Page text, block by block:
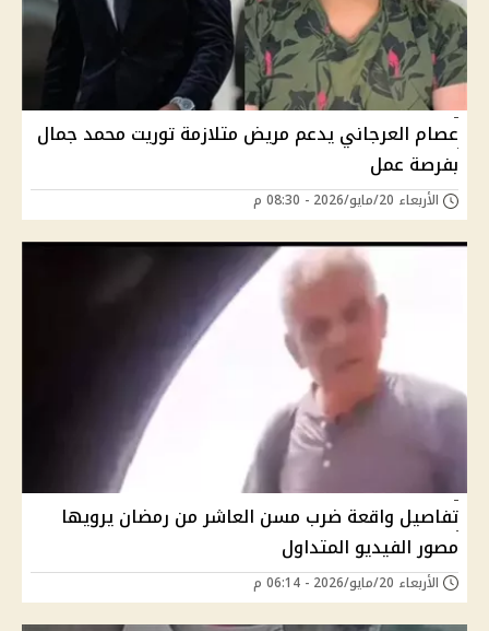
عصام العرجاني يدعم مريض متلازمة توريت محمد جمال
بفرصة عمل
الأربعاء 20/مايو/2026 - 08:30 م
تفاصيل واقعة ضرب مسن العاشر من رمضان يرويها
مصور الفيديو المتداول
الأربعاء 20/مايو/2026 - 06:14 م